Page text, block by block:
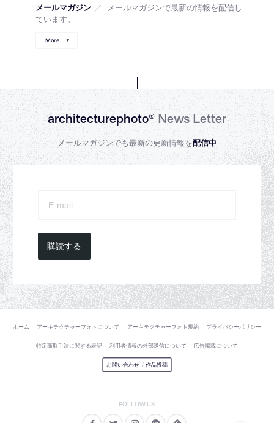
メールマガジン ／
メールマガジンで最新の情報を配信し
ています。
More
architecturephoto®News Letter
メールマガジンでも最新の更新情報を配信中
購読する
ホーム アーキテクチャーフォトについて アーキテクチャーフォト規約 プライバシーポリシー
特定商取引法に関する表記 利用者情報の外部送信について 広告掲載について
お問い合わせ / 作品投稿